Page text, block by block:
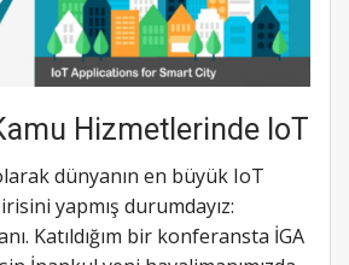
Hizmetlerinde IoT
dünyanın en büyük IoT
yapmış durumdayız:
Katıldığım bir konferansta İGA